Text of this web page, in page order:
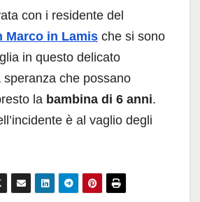
con i residente del
Marco in Lamis che si sono
in questo delicato
speranza che possano
la bambina di 6 anni.
è al vaglio degli